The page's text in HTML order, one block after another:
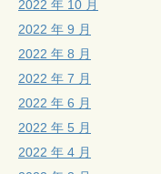
2022 年 10 月
2022 年 9 月
2022 年 8 月
2022 年 7 月
2022 年 6 月
2022 年 5 月
2022 年 4 月